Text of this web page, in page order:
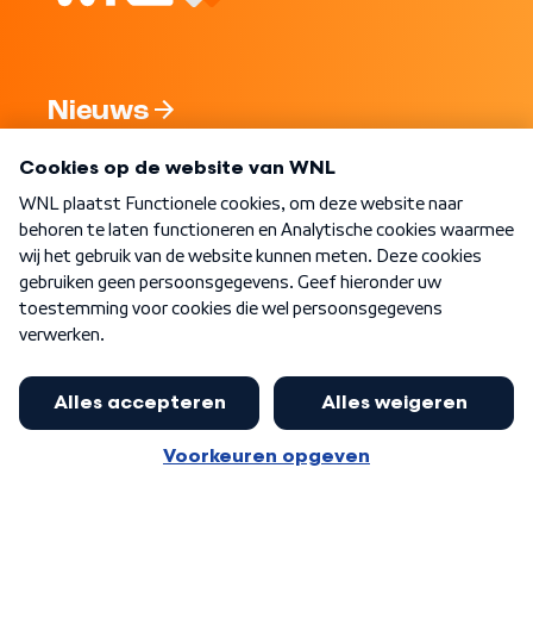
Nieuws
Nieuwsbrief
Word Lid